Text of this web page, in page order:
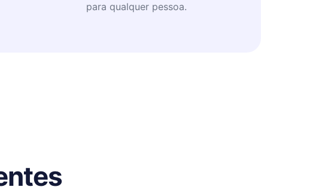
para qualquer pessoa.